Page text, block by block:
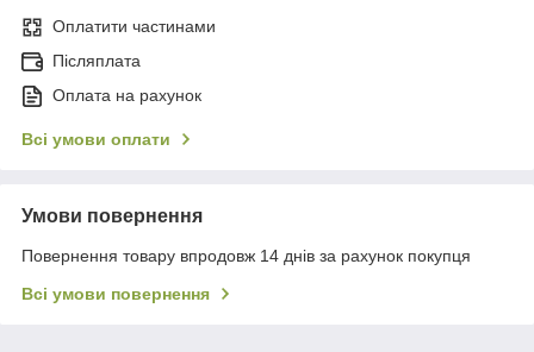
Оплатити частинами
Післяплата
Оплата на рахунок
Всі умови оплати
Умови повернення
Повернення товару впродовж 14 днів за рахунок покупця
Всі умови повернення